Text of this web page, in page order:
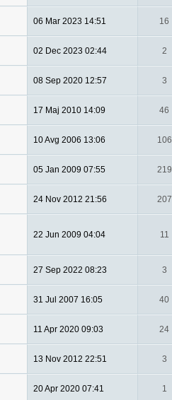
06 Mar 2023 14:51 16
02 Dec 2023 02:44 2
08 Sep 2020 12:57 3
17 Maj 2010 14:09 46
10 Avg 2006 13:06 106
05 Jan 2009 07:55 219
24 Nov 2012 21:56 207
22 Jun 2009 04:04 11
27 Sep 2022 08:23 3
31 Jul 2007 16:05 40
11 Apr 2020 09:03 24
13 Nov 2012 22:51 3
20 Apr 2020 07:41 1